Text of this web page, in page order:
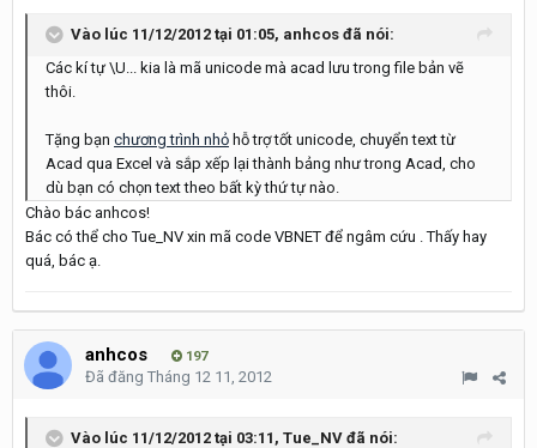
Vào lúc 11/12/2012 tại 01:05, anhcos đã nói:
Các kí tự \U... kia là mã unicode mà acad lưu trong file bản vẽ
thôi.
Tặng bạn chương trình nhỏ hỗ trợ tốt unicode, chuyển text từ
Acad qua Excel và sắp xếp lại thành bảng như trong Acad, cho
dù bạn có chọn text theo bất kỳ thứ tự nào.
Chào bác anhcos!
Bác có thể cho Tue_NV xin mã code VBNET để ngâm cứu . Thấy hay
quá, bác ạ.
anhcos 197
Đã đăng Tháng 12 11, 2012
Vào lúc 11/12/2012 tại 03:11, Tue_NV đã nói: